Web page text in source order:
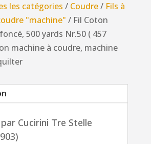
les catégories / Coudre/ Fils à
"machine" / Fil Coton
500 yards Nr.50 ( 457
machine à coudre, machine
Cucirini Tre Stelle